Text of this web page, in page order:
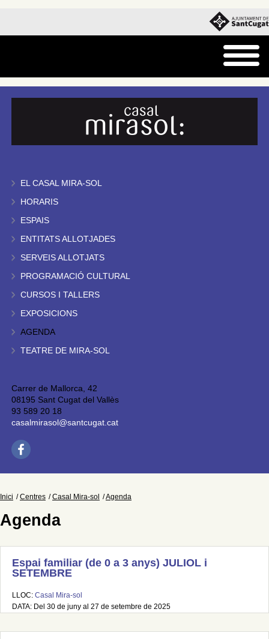
EL CASAL MIRA-SOL
HORARIS
ESPAIS
ENTITATS ALLOTJADES
SERVEIS ALLOTJATS
PROGRAMACIÓ CULTURAL
CURSOS I TALLERS
EXPOSICIONS
AGENDA
TEATRE DE MIRA-SOL
Carrer de Mallorca, 42
08195 Sant Cugat del Vallès
93 589 20 18
casalmirasol@santcugat.cat
Inici Centres Casal Mira-sol Agenda
Agenda
Espai familiar (de 0 a 3 anys) JULIOL i
SETEMBRE
LLOC: Casal Mira-sol
DATA: Del 30 de juny al 27 de setembre de 2025